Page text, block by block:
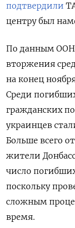
подтвердили
центру был
По данным
вторжения
на конец
Среди
гражданских
украинцев
Больше всего
жители
число
поскольку
сложным
время.